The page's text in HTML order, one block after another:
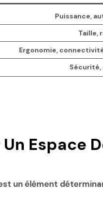
Puissance,
Taille,
Ergonomie,
Espace
un élément